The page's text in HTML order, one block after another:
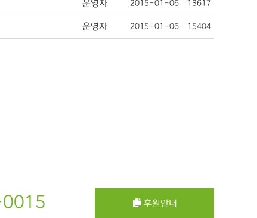
운영자 2015-01-06 13617
운영자 2015-01-06 15404
후원안내